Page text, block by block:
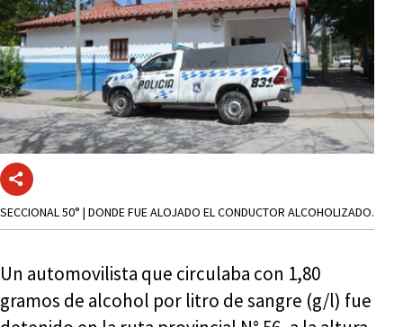
SECCIONAL 50° | DONDE FUE ALOJADO EL CONDUCTOR ALCOHOLIZADO.
Un automovilista que circulaba con 1,80
gramos de alcohol por litro de sangre (g/l) fue